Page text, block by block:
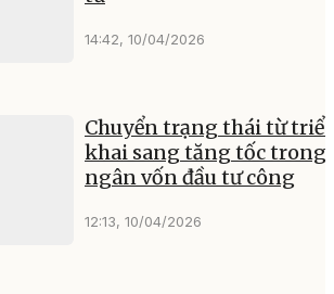
14:42, 10/04/2026
Chuyển trạng thái từ
khai sang tăng tốc trong
ngân vốn đầu tư công
12:13, 10/04/2026